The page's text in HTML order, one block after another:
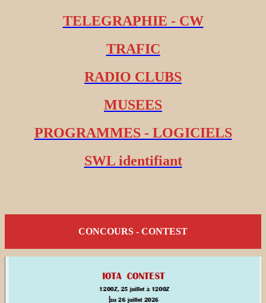
TELEGRAPHIE - CW
TRAFIC
RADIO CLUBS
MUSEES
PROGRAMMES - LOGICIELS
SWL identifiant
CONCOURS - CONTEST